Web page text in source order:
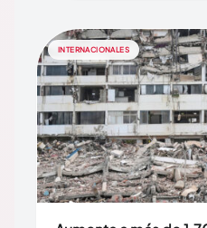
INTERNACIONALES